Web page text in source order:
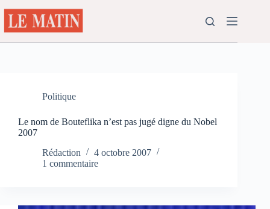
au
contenu
Politique
Le nom de Bouteflika n’est pas jugé digne du Nobel
2007
Rédaction
4 octobre 2007
1 commentaire